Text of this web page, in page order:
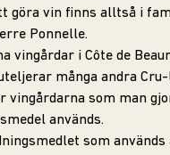
göra vin finns alltså i
Ponnelle.
vingårdar i Côte de
många andra
vingårdarna som man
används.
som